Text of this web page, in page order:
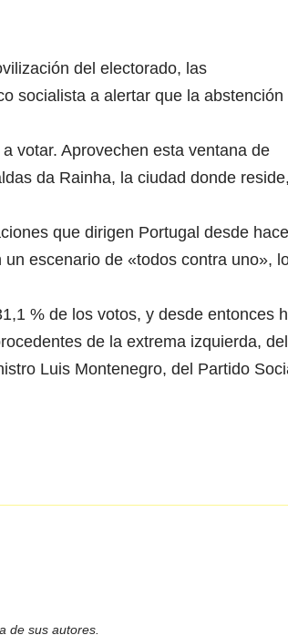
del electorado, las
socialista a alertar que la abstención
votar. Aprovechen esta ventana de
da Rainha, la ciudad donde
que dirigen Portugal desde hace
escenario de «todos contra uno»,
% de los votos, y desde entonces
de la extrema izquierda, del
Luis Montenegro, del Partido
de sus autores.